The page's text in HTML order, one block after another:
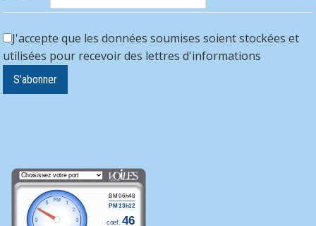
J'accepte que les données soumises soient stockées et
utilisées pour recevoir des lettres d'informations